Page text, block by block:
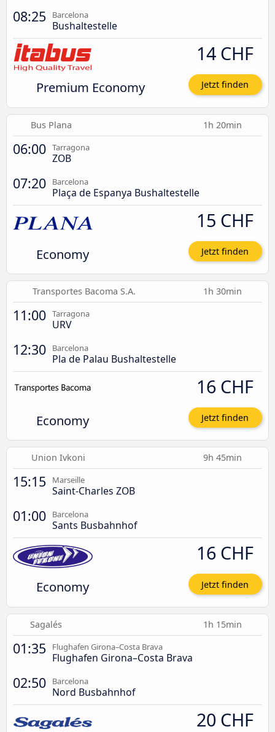
08:25 Barcelona
Bushaltestelle
Premium Economy
14 CHF
Jetzt finden
Bus Plana 1h 20min
06:00 Tarragona
ZOB
07:20 Barcelona
Plaça de Espanya Bushaltestelle
Economy
15 CHF
Jetzt finden
Transportes Bacoma S.A. 1h 30min
11:00 Tarragona
URV
12:30 Barcelona
Pla de Palau Bushaltestelle
Economy
16 CHF
Jetzt finden
Union Ivkoni 9h 45min
15:15 Marseille
Saint-Charles ZOB
01:00 Barcelona
Sants Busbahnhof
Economy
16 CHF
Jetzt finden
Sagalés 1h 15min
01:35 Flughafen Girona–Costa Brava
Flughafen Girona–Costa Brava
02:50 Barcelona
Nord Busbahnhof
20 CHF